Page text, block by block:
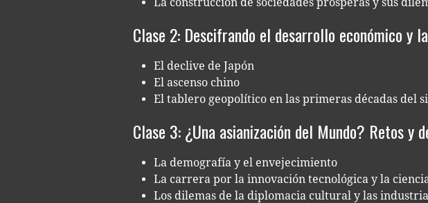
Clase 2: Descifrando el desarrollo económico y
El decli­ve de Japón
El ascen­so chino
El table­ro geo­po­lí­ti­co en las pri­me­ras déca­das del
Clase 3: ¿Una asianización del Mundo? Retos y
La demo­gra­fía y el envejecimiento
La carre­ra por la inno­va­ción tec­no­ló­gi­ca y la
Los dile­mas de la diplo­ma­cia cul­tu­ral y las